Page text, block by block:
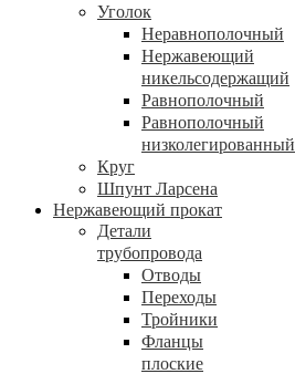
Уголок
Неравнополочный
Нержавеющий
никельсодержащий
Равнополочный
Равнополочный
низколегированный
Круг
Шпунт Ларсена
Нержавеющий прокат
Детали
трубопровода
Отводы
Переходы
Тройники
Фланцы
плоские